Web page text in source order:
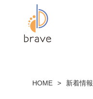
HOME > 新着情報